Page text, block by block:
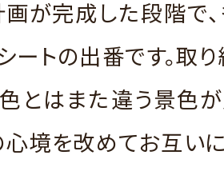
が完成した段階で
ートの出番です。取
とはまた違う景色
心境を改めてお互い